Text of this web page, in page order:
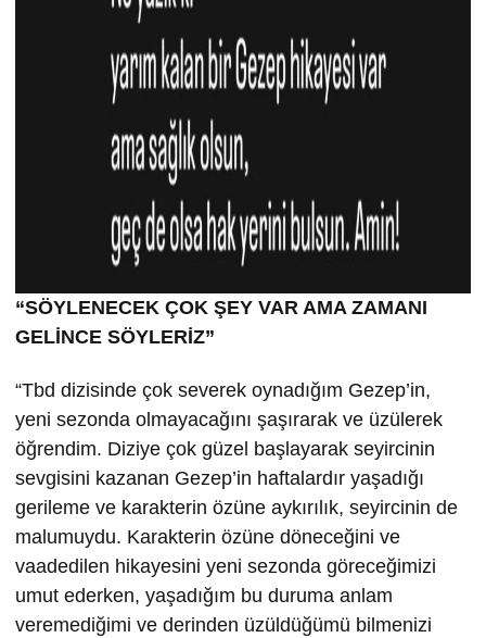
“SÖYLENECEK ÇOK ŞEY VAR AMA ZAMANI
GELİNCE SÖYLERİZ”
“Tbd dizisinde çok severek oynadığım Gezep’in,
yeni sezonda olmayacağını şaşırarak ve üzülerek
öğrendim. Diziye çok güzel başlayarak seyircinin
sevgisini kazanan Gezep’in haftalardır yaşadığı
gerileme ve karakterin özüne aykırılık, seyircinin de
malumuydu. Karakterin özüne döneceğini ve
vaadedilen hikayesini yeni sezonda göreceğimizi
umut ederken, yaşadığım bu duruma anlam
veremediğimi ve derinden üzüldüğümü bilmenizi